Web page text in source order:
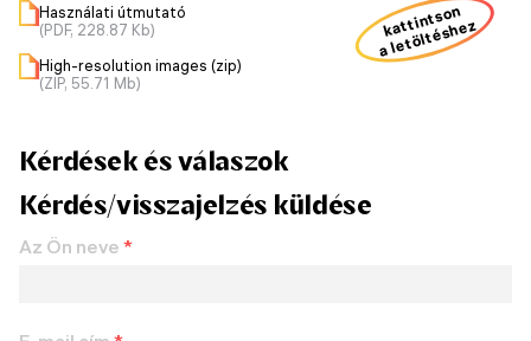
Használati útmutató
(PDF, 228.87 Kb)
High-resolution images (zip)
(ZIP, 55.71 Mb)
kattintson
a letöltéshez
Kérdések és válaszok
Kérdés/visszajelzés küldése
Az Ön neve *